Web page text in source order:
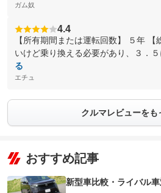
ガム奴
4.4
【所有期間または運転回数】 ５年
いけど乗り換える必要があり、３．
る
エチュ
クルマレビューをも
おすすめ記事
新型車比較・ライバル